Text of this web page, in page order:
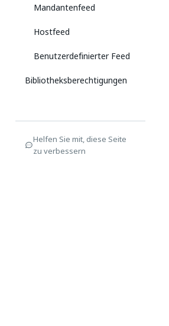
Mandantenfeed
Hostfeed
Benutzerdefinierter Feed
Bibliotheksberechtigungen
Helfen Sie mit, diese Seite
zu verbessern